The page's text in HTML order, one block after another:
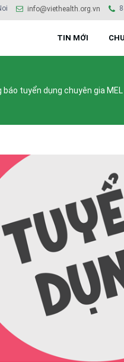
info@viethealth.org.vn
TIN MỚI
tuyển dụng chuyên gia MEL